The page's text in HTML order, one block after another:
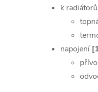
k
napojení